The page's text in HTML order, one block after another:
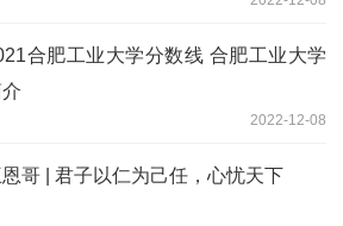
合肥工业大学分数线 合肥工业大学
2022-12-08
恩哥 | 君子以仁为己任，心忧天下